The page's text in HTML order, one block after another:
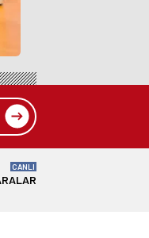
CANLI